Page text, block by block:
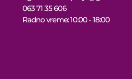
063 71 35 606
Radno vreme: 10:00 - 18:00